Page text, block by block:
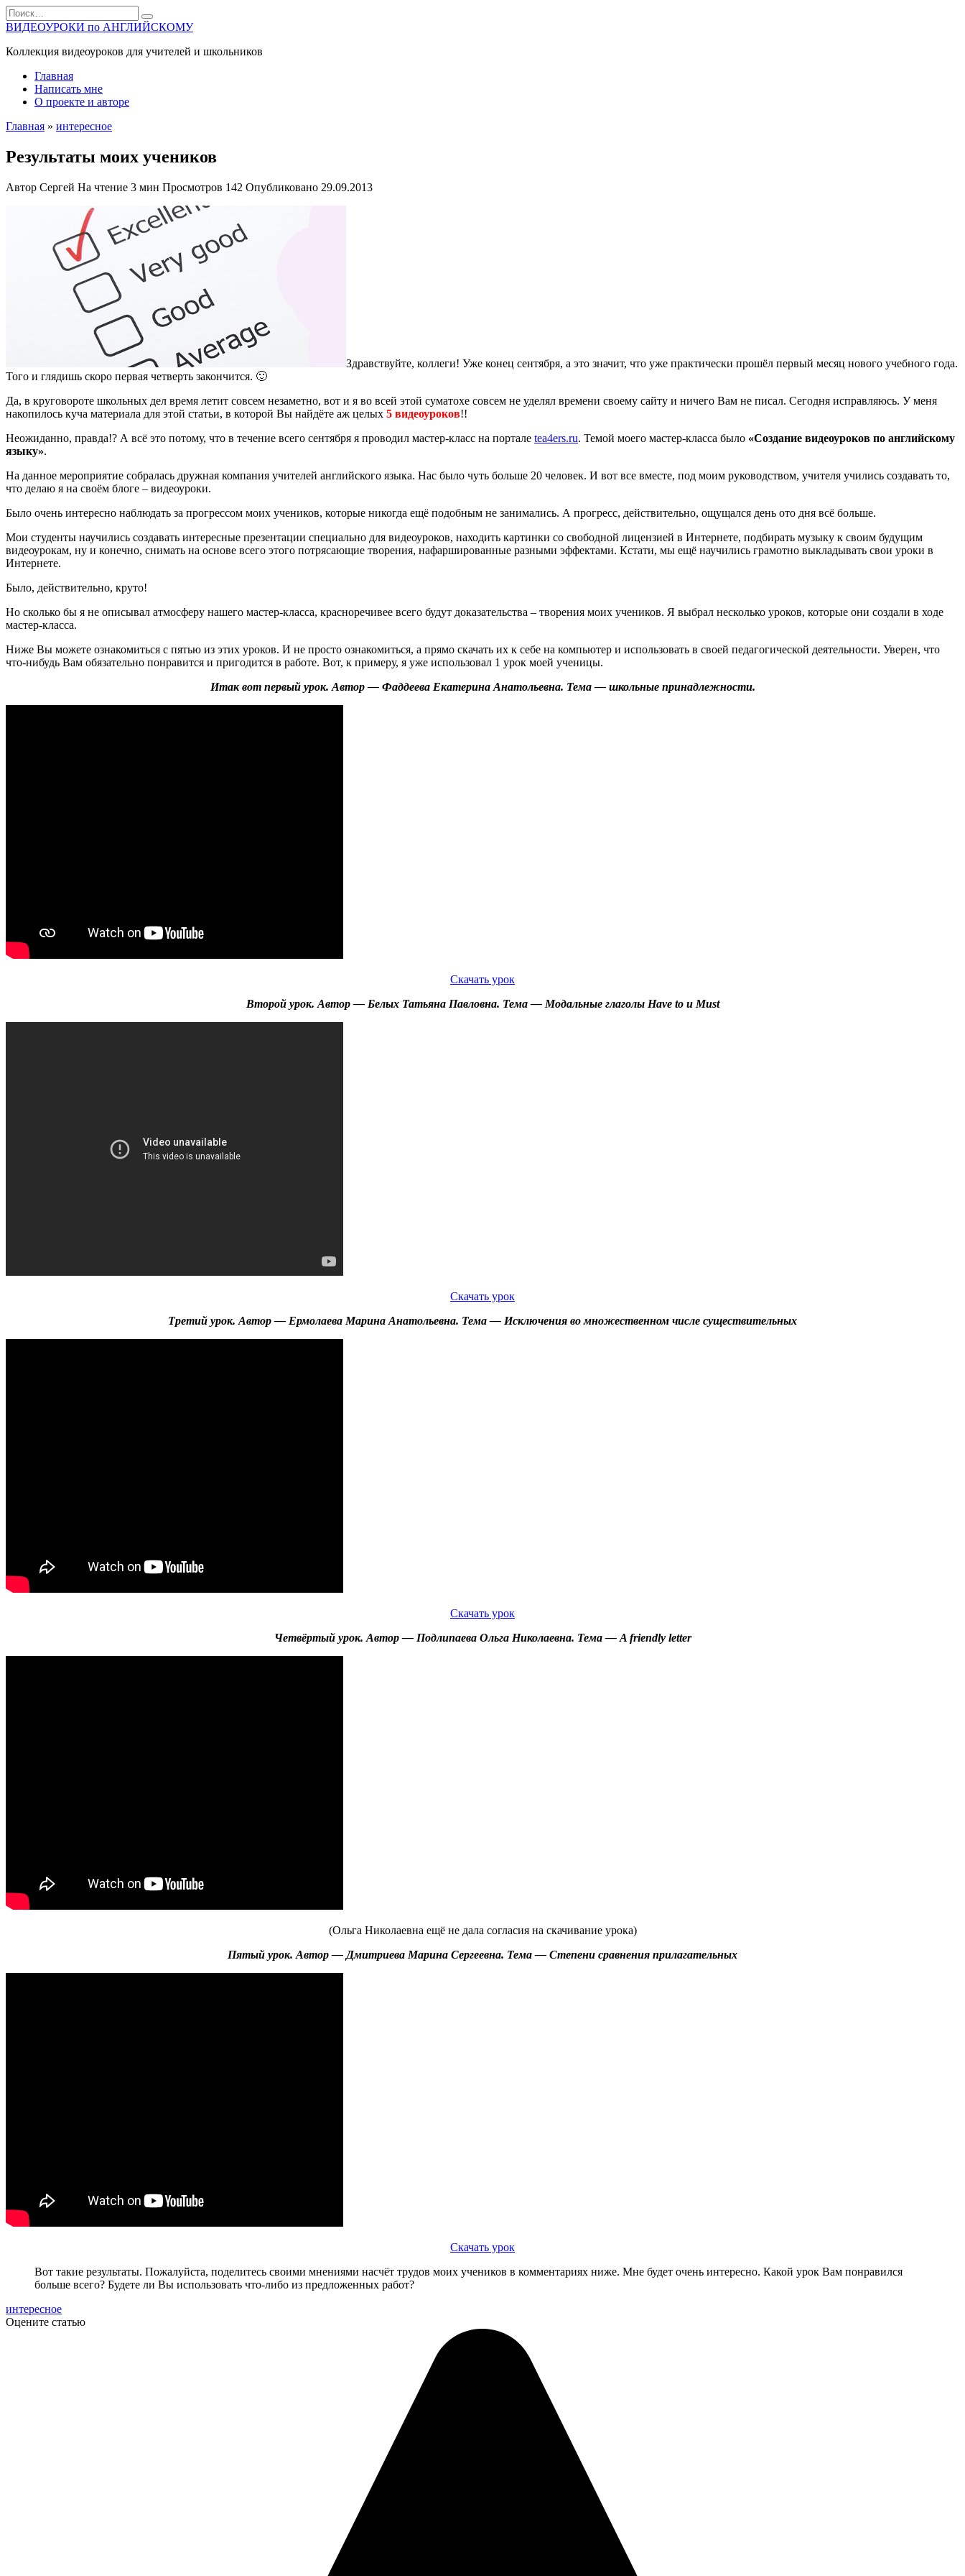
Перейти
к
содержанию
Search
for:
ВИДЕОУРОКИ по АНГЛИЙСКОМУ
Коллекция видеоуроков для учителей и школьников
Главная
Написать мне
О проекте и авторе
Главная » интересное
Результаты моих учеников
Автор Сергей На чтение 3 мин Просмотров 142 Опубликовано 29.09.2013
Здравствуйте, коллеги! Уже конец сентября, а это значит, что уже практически прошёл первый месяц нового учебного года.
Того и глядишь скоро первая четверть закончится. 🙂
Да, в круговороте школьных дел время летит совсем незаметно, вот и я во всей этой суматохе совсем не уделял времени своему сайту и ничего Вам не писал. Сегодня исправляюсь. У меня
накопилось куча материала для этой статьи, в которой Вы найдёте аж целых 5 видеоуроков!!
Неожиданно, правда!? А всё это потому, что в течение всего сентября я проводил мастер-класс на портале tea4ers.ru. Темой моего мастер-класса было «Создание видеоуроков по английскому
языку».
На данное мероприятие собралась дружная компания учителей английского языка. Нас было чуть больше 20 человек. И вот все вместе, под моим руководством, учителя учились создавать то,
что делаю я на своём блоге – видеоуроки.
Было очень интересно наблюдать за прогрессом моих учеников, которые никогда ещё подобным не занимались. А прогресс, действительно, ощущался день ото дня всё больше.
Мои студенты научились создавать интересные презентации специально для видеоуроков, находить картинки со свободной лицензией в Интернете, подбирать музыку к своим будущим
видеоурокам, ну и конечно, снимать на основе всего этого потрясающие творения, нафаршированные разными эффектами. Кстати, мы ещё научились грамотно выкладывать свои уроки в
Интернете.
Было, действительно, круто!
Но сколько бы я не описывал атмосферу нашего мастер-класса, красноречивее всего будут доказательства – творения моих учеников. Я выбрал несколько уроков, которые они создали в ходе
мастер-класса.
Ниже Вы можете ознакомиться с пятью из этих уроков. И не просто ознакомиться, а прямо скачать их к себе на компьютер и использовать в своей педагогической деятельности. Уверен, что
что-нибудь Вам обязательно понравится и пригодится в работе. Вот, к примеру, я уже использовал 1 урок моей ученицы.
Итак вот первый урок. Автор — Фаддеева Екатерина Анатольевна. Тема — школьные принадлежности.
Скачать урок
Второй урок. Автор — Белых Татьяна Павловна. Тема — Модальные глаголы Have to и Must
Скачать урок
Третий урок. Автор — Ермолаева Марина Анатольевна. Тема — Исключения во множественном числе существительных
Скачать урок
Четвёртый урок. Автор — Подлипаева Ольга Николаевна. Тема — A friendly letter
(Ольга Николаевна ещё не дала согласия на скачивание урока)
Пятый урок. Автор — Дмитриева Марина Сергеевна. Тема — Степени сравнения прилагательных
Скачать урок
Вот такие результаты. Пожалуйста, поделитесь своими мнениями насчёт трудов моих учеников в комментариях ниже. Мне будет очень интересно. Какой урок Вам понравился
больше всего? Будете ли Вы использовать что-либо из предложенных работ?
интересное
Оцените статью